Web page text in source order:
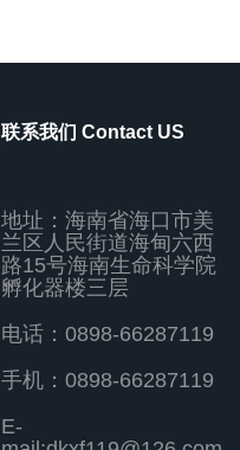
联系我们 Contact US
地址：海南省海口市美
兰区人民街道海甸六西
路15号海南生命科学院
孵化器楼三层
电话：0898-66287119
手机：0898-66287119
E-